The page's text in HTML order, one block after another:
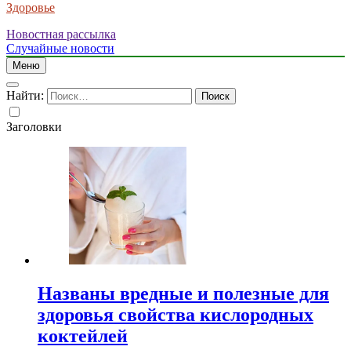
Здоровье
Новостная рассылка
Случайные новости
Меню
Найти:
Заголовки
Названы вредные и полезные для
здоровья свойства кислородных
коктейлей